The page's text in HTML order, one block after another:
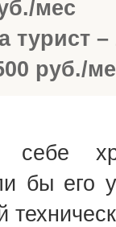
мес
турист
руб./
бы его